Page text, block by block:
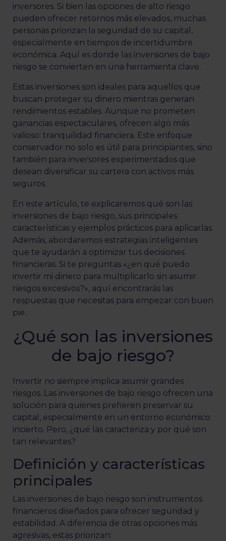
inversores. Si bien las opciones de alto riesgo
pueden ofrecer retornos más elevados, muchas
personas priorizan la seguridad de su capital,
especialmente en tiempos de incertidumbre
económica. Aquí es donde las inversiones de bajo
riesgo se convierten en una herramienta clave.
Estas inversiones son ideales para aquellos que
buscan proteger su dinero mientras generan
rendimientos estables. Aunque no prometen
ganancias espectaculares, ofrecen algo más
valioso: tranquilidad financiera. Este enfoque
conservador no solo es útil para principiantes, sino
también para inversores experimentados que
desean diversificar su cartera con activos más
seguros.
En este artículo, te explicaremos qué son las
inversiones de bajo riesgo, sus principales
características y ejemplos prácticos para aplicarlas.
Además, abordaremos estrategias inteligentes
que te ayudarán a optimizar tus decisiones
financieras. Si te preguntas «¿en qué puedo
invertir mi dinero para multiplicarlo sin asumir
riesgos excesivos?», aquí encontrarás las
respuestas que necesitas para empezar con buen
pie.
¿Qué son las inversiones
de bajo riesgo?
Invertir no siempre implica asumir grandes
riesgos. Las inversiones de bajo riesgo ofrecen una
solución para quienes prefieren preservar su
capital, especialmente en un entorno económico
incierto. Pero, ¿qué las caracteriza y por qué son
tan relevantes?
Definición y características
principales
Las inversiones de bajo riesgo son instrumentos
financieros diseñados para ofrecer seguridad y
estabilidad. A diferencia de otras opciones más
agresivas, estas priorizan: